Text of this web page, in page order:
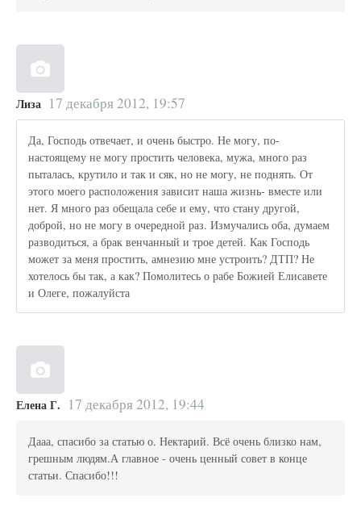
Лиза 17 декабря 2012, 19:57
Да, Господь отвечает, и очень быстро. Не могу, по-
настоящему не могу простить человека, мужа, много раз
пыталась, крутило и так и сяк, но не могу, не поднять. От
этого моего расположения зависит наша жизнь- вместе или
нет. Я много раз обещала себе и ему, что стану другой,
доброй, но не могу в очередной раз. Измучались оба, думаем
разводиться, а брак венчанный и трое детей. Как Господь
может за меня простить, амнезию мне устроить? ДТП? Не
хотелось бы так, а как? Помолитесь о рабе Божией Елисавете
и Олеге, пожалуйста
Елена Г. 17 декабря 2012, 19:44
Дааа, спасибо за статью о. Нектарий. Всё очень близко нам,
грешным людям.А главное - очень ценный совет в конце
статьи. Спасибо!!!